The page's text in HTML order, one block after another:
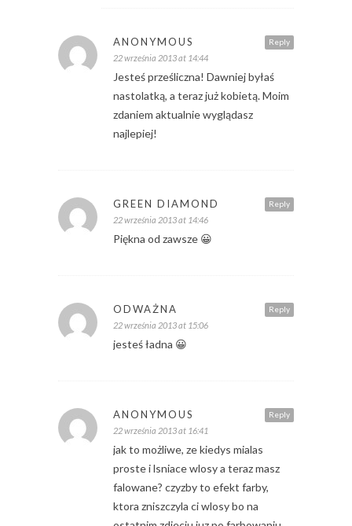
Reply
ANONYMOUS
22 września 2013 at 14:44
Jesteś prześliczna! Dawniej byłaś
nastolatką, a teraz już kobietą. Moim
zdaniem aktualnie wyglądasz
najlepiej!
Reply
GREEN DIAMOND
22 września 2013 at 14:46
Piękna od zawsze 😀
Reply
ODWAŻNA
22 września 2013 at 15:06
jesteś ładna 😀
Reply
ANONYMOUS
22 września 2013 at 16:41
jak to możliwe, ze kiedys mialas
proste i lsniace wlosy a teraz masz
falowane? czyzby to efekt farby,
ktora zniszczyla ci wlosy bo na